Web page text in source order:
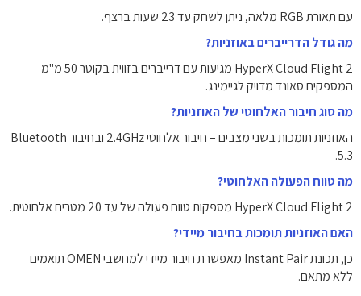
עם תאורת RGB מלאה, ניתן לשחק עד 23 שעות ברצף.
מה גודל הדרייברים באוזניות?
HyperX Cloud Flight 2 מגיעות עם דרייברים בזווית בקוטר 50 מ"מ
המספקים סאונד מדויק לגיימינג.
מה סוג חיבור האלחוטי של האוזניות?
האוזניות תומכות בשני מצבים – חיבור אלחוטי 2.4GHz ובחיבור Bluetooth
5.3.
מה טווח הפעולה האלחוטי?
HyperX Cloud Flight 2 מספקות טווח פעולה של עד 20 מטרים אלחוטית.
האם האוזניות תומכות בחיבור מיידי?
כן, תכונת Instant Pair מאפשרת חיבור מיידי למחשבי OMEN תואמים
ללא מתאם.